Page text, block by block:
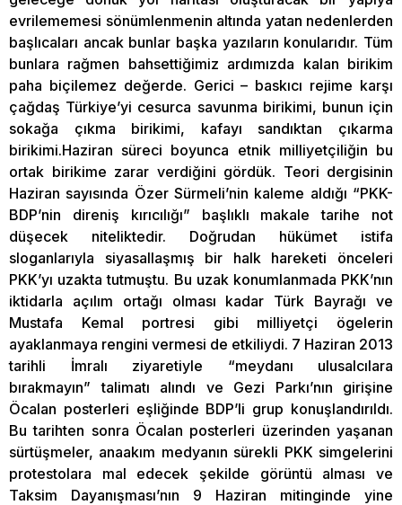
evrilememesi sönümlenmenin altında yatan nedenlerden
başlıcaları ancak bunlar başka yazıların konularıdır. Tüm
bunlara rağmen bahsettiğimiz ardımızda kalan birikim
paha biçilemez değerde. Gerici – baskıcı rejime karşı
çağdaş Türkiye’yi cesurca savunma birikimi, bunun için
sokağa çıkma birikimi, kafayı sandıktan çıkarma
birikimi.Haziran süreci boyunca etnik milliyetçiliğin bu
ortak birikime zarar verdiğini gördük. Teori dergisinin
Haziran sayısında Özer Sürmeli’nin kaleme aldığı “PKK-
BDP’nin direniş kırıcılığı” başlıklı makale tarihe not
düşecek niteliktedir. Doğrudan hükümet istifa
sloganlarıyla siyasallaşmış bir halk hareketi önceleri
PKK’yı uzakta tutmuştu. Bu uzak konumlanmada PKK’nın
iktidarla açılım ortağı olması kadar Türk Bayrağı ve
Mustafa Kemal portresi gibi milliyetçi ögelerin
ayaklanmaya rengini vermesi de etkiliydi. 7 Haziran 2013
tarihli İmralı ziyaretiyle “meydanı ulusalcılara
bırakmayın” talimatı alındı ve Gezi Parkı’nın girişine
Öcalan posterleri eşliğinde BDP’li grup konuşlandırıldı.
Bu tarihten sonra Öcalan posterleri üzerinden yaşanan
sürtüşmeler, anaakım medyanın sürekli PKK simgelerini
protestolara mal edecek şekilde görüntü alması ve
Taksim Dayanışması’nın 9 Haziran mitinginde yine